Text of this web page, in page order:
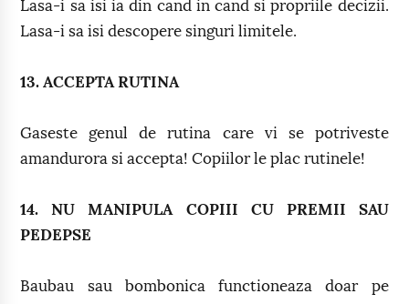
Lasa-i sa isi ia din cand in cand si propriile decizii.
Lasa-i sa isi descopere singuri limitele.
13. ACCEPTA RUTINA
Gaseste genul de rutina care vi se potriveste
amandurora si accepta! Copiilor le plac rutinele!
14. NU MANIPULA COPIII CU PREMII SAU
PEDEPSE
Baubau sau bombonica functioneaza doar pe